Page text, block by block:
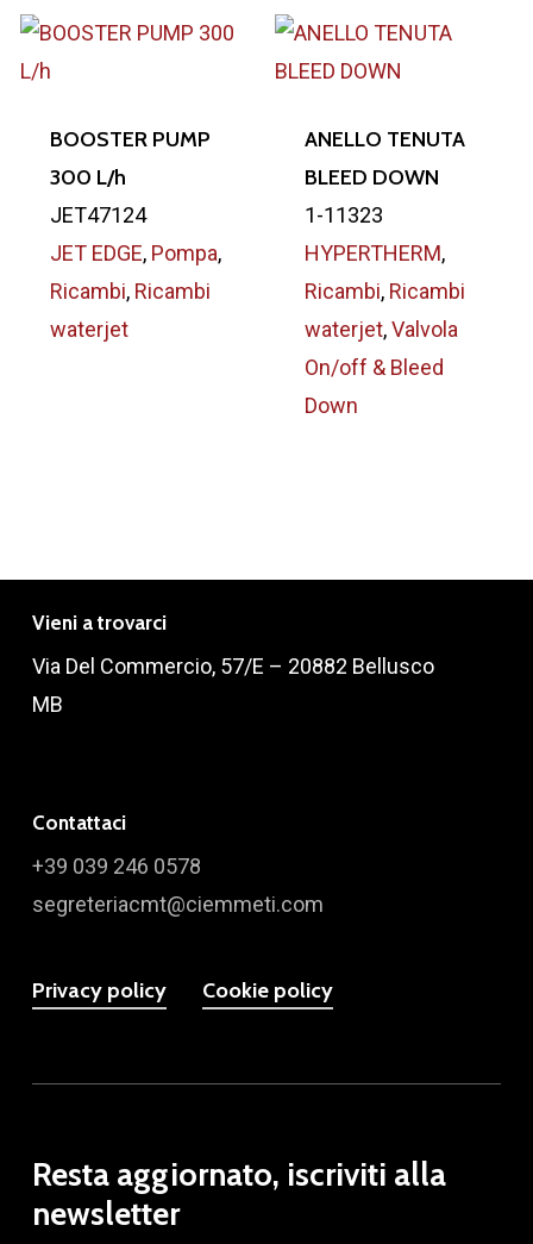
BOOSTER PUMP
300 L/h
JET47124
JET EDGE, Pompa,
Ricambi, Ricambi
waterjet
ANELLO TENUTA
BLEED DOWN
1-11323
HYPERTHERM,
Ricambi, Ricambi
waterjet,Valvola
On/off & Bleed
Down
Vieni a trovarci
Via Del Commercio, 57/E – 20882 Bellusco
MB
Contattaci
+39 039 246 0578
segreteriacmt@ciemmeti.com
Privacy policy Cookie policy
Resta aggiornato, iscriviti alla
newsletter